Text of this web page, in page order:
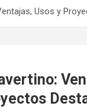
Usos y